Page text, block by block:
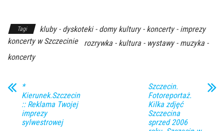
Tagi
kluby - dyskoteki - domy kultury - koncerty - imprezy
koncerty w Szczecinie
rozrywka - kultura - wystawy - muzyka -
koncerty
*
Kierunek.Szczecin
:: Reklama Twojej
imprezy
sylwestrowej
Szczecin.
Fotoreportaż.
Kilka zdjęć
Szczecina
sprzed 2006